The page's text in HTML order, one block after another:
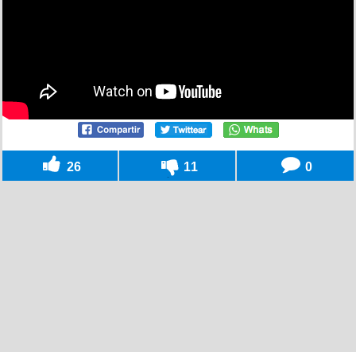
26 11 0